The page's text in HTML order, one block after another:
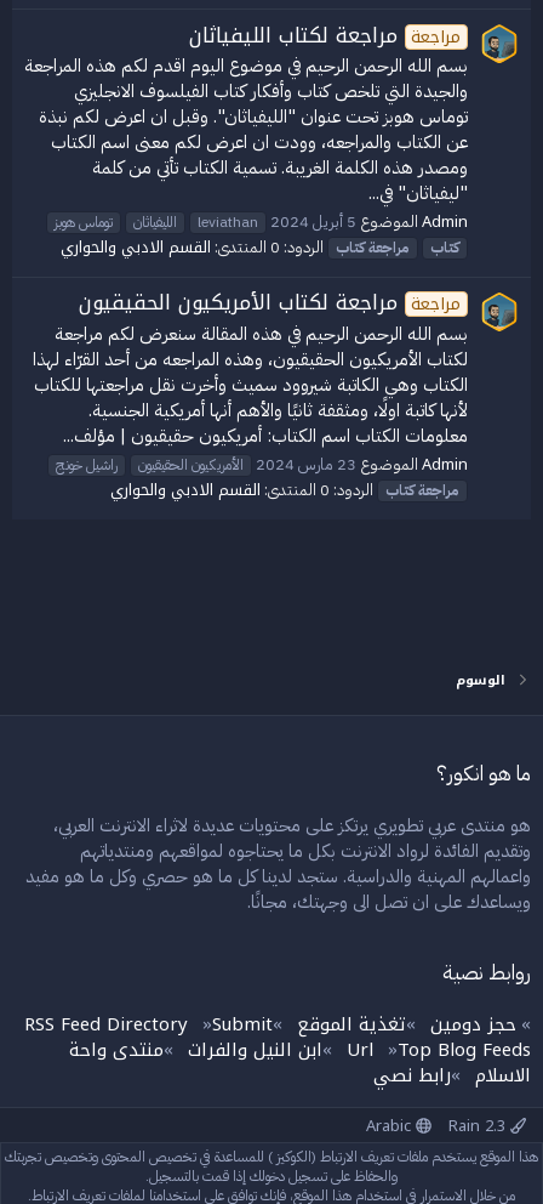
مراجعة مراجعة لكتاب الليفياثان
بسم الله الرحمن الرحيم في موضوع اليوم اقدم لكم هذه المراجعة
والجيدة التي تلخص كتاب وأفكار كتاب الفيلسوف الانجليزي
توماس هوبز تحت عنوان "الليفياثان". وقبل ان اعرض لكم نبذة
عن الكتاب والمراجعه، وودت ان اعرض لكم معنى اسم الكتاب
ومصدر هذه الكلمة الغريبة. تسمية الكتاب تأتي من كلمة
"ليفياثان" في...
Admin الموضوع 5 أبريل 2024 leviathan الليفياثان
توماس هوبز
كتاب
مراجعةكتاب الردود: 0 المنتدى: القسم الادبي والحواري
مراجعة مراجعة لكتاب الأمريكيون الحقيقيون
بسم الله الرحمن الرحيم في هذه المقالة سنعرض لكم مراجعة
لكتاب الأمريكيون الحقيقيون، وهذه المراجعه من أحد القرّاء لهذا
الكتاب وهي الكاتبة شيروود سميث وأخرت نقل مراجعتها للكتاب
لأنها كاتبة اولًا، ومثقفة ثانيًا والأهم أنها أمريكية الجنسية.
معلومات الكتاب اسم الكتاب: أمريكيون حقيقيون | مؤلف...
Admin الموضوع 23 مارس 2024 الأمريكيون الحقيقيون
راشيل خونج
مراجعةكتاب الردود: 0 المنتدى: القسم الادبي والحواري
الوسوم
ما هو انكور؟
هو منتدى عربي تطويري يرتكز على محتويات عديدة لاثراء الانترنت العربي،
وتقديم الفائدة لرواد الانترنت بكل ما يحتاجوه لمواقعهم ومنتدياتهم
واعمالهم المهنية والدراسية. ستجد لدينا كل ما هو حصري وكل ما هو مفيد
ويساعدك على ان تصل الى وجهتك، مجانًا.
روابط نصية
» حجز دومين »تغذية الموقع »
RSS Feed Directory »Submit
Url »Top Blog Feeds
»ابن النيل والفرات »منتدى واحة
الاسلام »رابط نصي
Arabic
إتصل بنا الشروط والقوانين سياسة الخصوصية مساعدة الرئيسية R
هذا الموقع يستخدم ملفات تعريف الارتباط (الكوكيز ) للمساعدة في تخصيص المحتوى وتخصيص تجربتك
والحفاظ على تسجيل دخولك إذا قمت بالتسجيل.
من خلال الاستمرار في استخدام هذا الموقع، فإنك توافق على استخدامنا لملفات تعريف الارتباط.